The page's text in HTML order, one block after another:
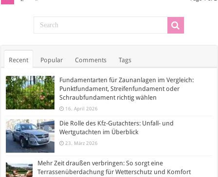
Recent Popular Comments Tags
Fundamentarten für Zaunanlagen im Vergleich:
Punktfundament, Streifenfundament oder
Schraubfundament richtig wählen
16. April 2026
Die Rolle des Kfz-Gutachters: Unfall- und
Wertgutachten im Überblick
23. März 2026
Mehr Zeit draußen verbringen: So sorgt eine
Terrassenüberdachung für Wetterschutz und Komfort